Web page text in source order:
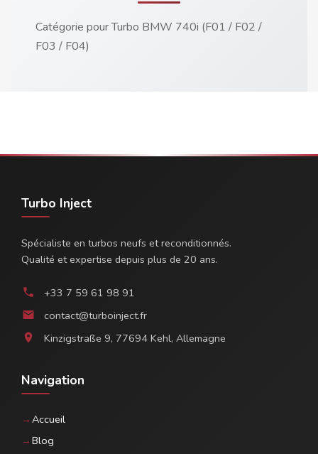
Catégorie pour Turbo BMW 740i (F01 / F02 /
F03 / F04)
Turbo Inject
Spécialiste en turbos neufs et reconditionnés.
Qualité et expertise depuis plus de 20 ans.
phone +33 7 59 61 98 91
email contact@turboinject.fr
location_on Kinzigstraße 9, 77694 Kehl, Allemagne
Navigation
Accueil
Blog